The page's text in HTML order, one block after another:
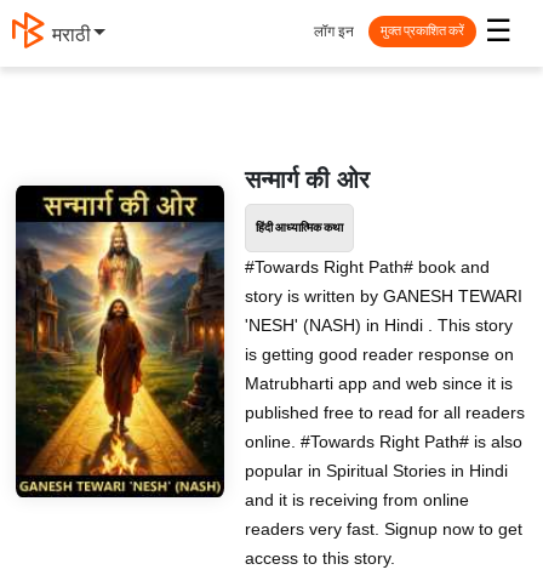
मराठी ☰
लॉग इन मुक्त प्रकाशित करें
सन्मार्ग की ओर
हिंदी आध्यात्मिक कथा
#Towards Right Path# book and
story is written by GANESH TEWARI
'NESH' (NASH) in Hindi . This story
is getting good reader response on
Matrubharti app and web since it is
published free to read for all readers
online. #Towards Right Path# is also
popular in Spiritual Stories in Hindi
and it is receiving from online
readers very fast. Signup now to get
access to this story.